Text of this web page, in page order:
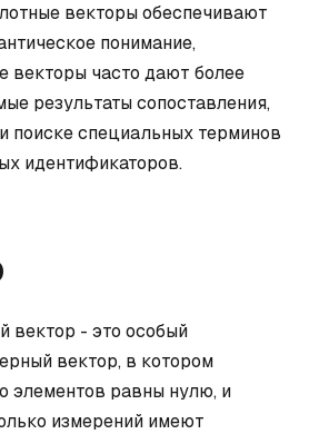
векторы обеспечивают
понимание,
векторы часто дают более
результаты сопоставления,
поиске специальных терминов
идентификаторов.
вектор - это особый
вектор, в котором
элементов равны нулю, и
измерений имеют